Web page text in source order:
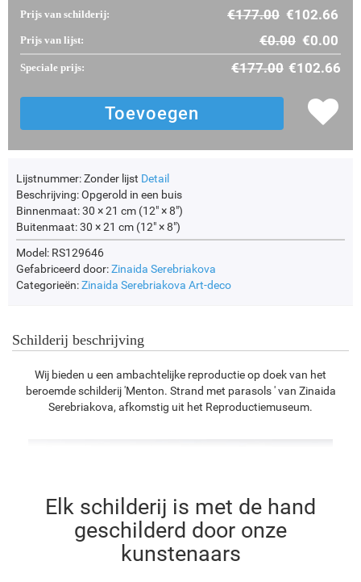
Prijs van schilderij: €177.00 €102.66
Prijs van lijst: €0.00 €0.00
Speciale prijs: €177.00 €102.66
Lijstnummer:Zonder lijst Detail
Beschrijving:Opgerold in een buis
Binnenmaat:30 × 21 cm (12" × 8")
Buitenmaat:30 × 21 cm (12" × 8")
Model: RS129646
Gefabriceerd door:Zinaida Serebriakova
Categorieën:Zinaida Serebriakova Art-deco
Schilderij beschrijving
Wij bieden u een ambachtelijke reproductie op doek van het
beroemde schilderij 'Menton. Strand met parasols ' van Zinaida
Serebriakova, afkomstig uit het Reproductiemuseum.
Elk schilderij is met de hand
geschilderd door onze
kunstenaars